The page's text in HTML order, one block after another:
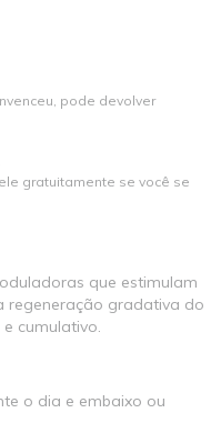
pode devolver
gratuitamente se você se
que estimulam
regeneração gradativa do
cumulativo.
o dia e embaixo ou